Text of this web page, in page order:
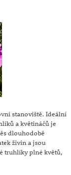
stanoviště. Ideální
a květináčů je
dlouhodobě
živin a jsou
truhlíky plné květů,